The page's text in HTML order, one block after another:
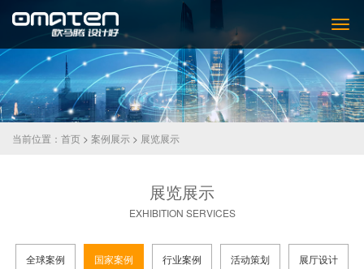
当前位置： 首页 > 案例展示 > 展览展示
展览展示
EXHIBITION SERVICES
全球案例 国家案例 行业案例 活动策划 展厅设计